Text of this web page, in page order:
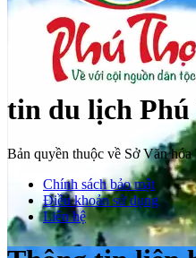
tin du lịch Phú
Bản quyền thuộc về Sở Văn
Chính sách bảo mật
Điều khoản sử dụng
Liên hệ